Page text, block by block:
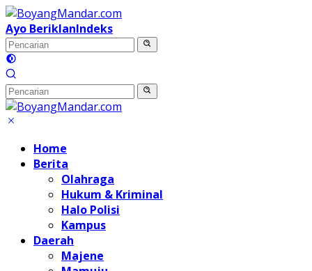
Langsung
ke
konten
Ayo BeriklanIndeks
Home
Berita
Olahraga
Hukum & Kriminal
Halo Polisi
Kampus
Daerah
Majene